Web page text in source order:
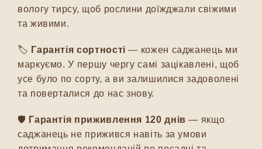
вологу тирсу, щоб рослини доїжджали свіжими
та живими.
🏷️ Гарантія сортності — кожен саджанець ми
маркуємо. У першу чергу самі зацікавлені, щоб
усе було по сорту, а ви залишилися задоволені
та поверталися до нас знову.
🛡️ Гарантія приживлення 120 днів — якщо
саджанець не прижився навіть за умови